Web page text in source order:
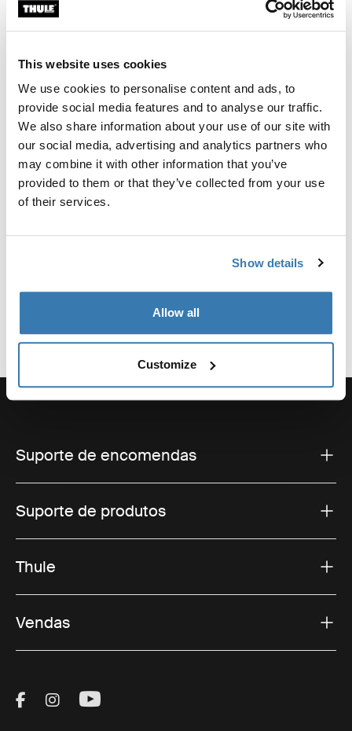
This website uses cookies
We use cookies to personalise content and ads, to
provide social media features and to analyse our traffic.
We also share information about your use of our site with
our social media, advertising and analytics partners who
may combine it with other information that you’ve
provided to them or that they’ve collected from your use
of their services.
Show details
Allow all
Customize
Toggle guides and instructions
Instruções
Toggle overview
Críticas
Informações de fabrico
Marca registada: Thule Sweden AB
Nome do fabricante: Thule Sweden
Endereço do fabricante: Borggatan 5, 335 73
Suporte de encomendas
Suporte de produtos
Thule
Vendas
Visit Thule on Facebook (external link)
Visit Thule on Instagram (external link)
Visit Thule on Youtube (external